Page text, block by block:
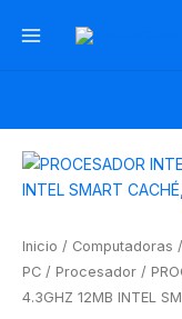
Inicio / Computadoras /
PC / Procesador /
4.3GHZ 12MB INTEL
PROCESADOR
INTEL
I3-
12100
3.3